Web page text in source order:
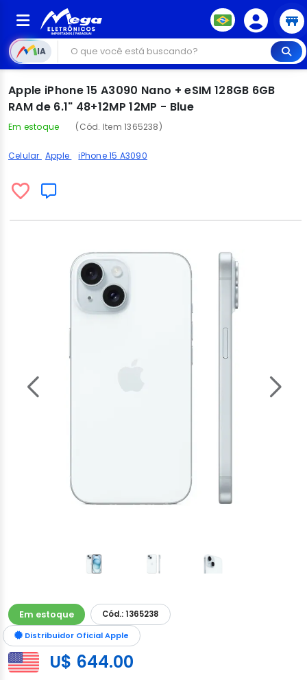
IA
Apple iPhone 15 A3090 Nano + eSIM 128GB 6GB
RAM de 6.1" 48+12MP 12MP - Blue
Em estoque (Cód. Item 1365238)
Celular Apple iPhone 15 A3090
Em estoque
Cód.: 1365238
Distribuidor Oficial Apple
U$ 644.00